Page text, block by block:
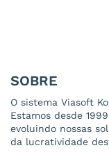
SOBRE
O sistema Viasoft
Estamos desde
evoluindo nossas
da lucratividade